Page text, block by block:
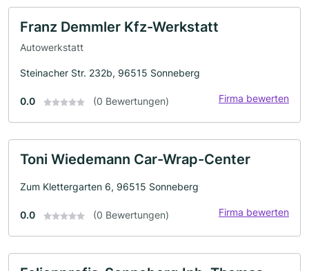
Franz Demmler Kfz-Werkstatt
Autowerkstatt
Steinacher Str. 232b, 96515 Sonneberg
0.0 (0 Bewertungen) Firma bewerten
Toni Wiedemann Car-Wrap-Center
Zum Klettergarten 6, 96515 Sonneberg
0.0 (0 Bewertungen) Firma bewerten